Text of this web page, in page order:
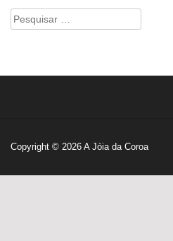
Pesquisar
por:
Copyright © 2026 A Jóia da Coroa